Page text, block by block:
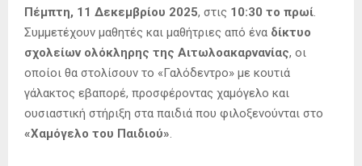
Πέμπτη, 11 Δεκεμβρίου 2025, στις 10:30 το πρωί.
Συμμετέχουν μαθητές και μαθήτριες από ένα δίκτυο
σχολείων ολόκληρης της Αιτωλοακαρνανίας, οι
οποίοι θα στολίσουν το «Γαλόδεντρο» με κουτιά
γάλακτος εβαπορέ, προσφέροντας χαμόγελο και
ουσιαστική στήριξη στα παιδιά που φιλοξενούνται στο
«Χαμόγελο του Παιδιού».